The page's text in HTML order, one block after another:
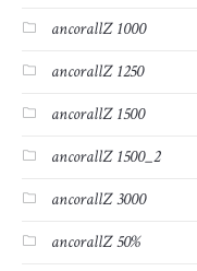
ancorallZ 1000
ancorallZ 1250
ancorallZ 1500
ancorallZ 1500_2
ancorallZ 3000
ancorallZ 50%